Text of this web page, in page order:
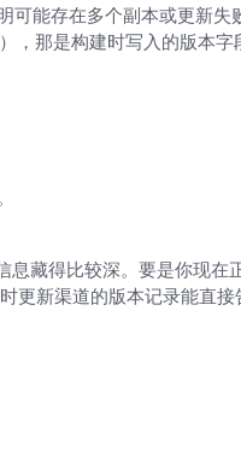
能存在多个副本或更新失
那是构建时写入的版本字
藏得比较深。要是你现
更新渠道的版本记录能直